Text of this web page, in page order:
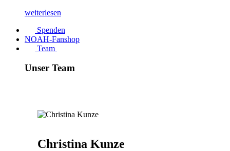
weiterlesen
Spenden
NOAH-Fanshop
Team
Unser Team
Christina Kunze